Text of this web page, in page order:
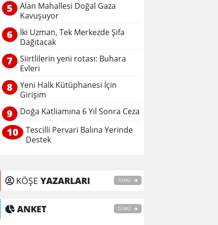
5
Alan Mahallesi Doğal Gaza
Kavuşuyor
6
İki Uzman, Tek Merkezde Şifa
Dağıtacak
7
Siirtlilerin yeni rotası: Buhara
Evleri
8
Yeni Halk Kütüphanesi İçin
Girişim
9 Doğa Katliamına 6 Yıl Sonra Ceza
10
Tescilli Pervari Balına Yerinde
Destek
KÖŞE YAZARLARI TÜMÜ
ANKET TÜMÜ